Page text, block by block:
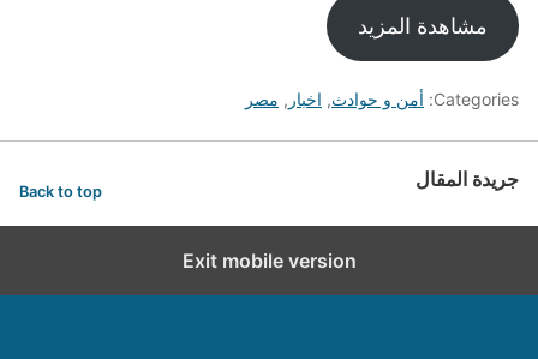
مشاهدة المزيد
Categories: أمن و حوادث, اخبار , مصر
جريدة المقال Back to top
Exit mobile version